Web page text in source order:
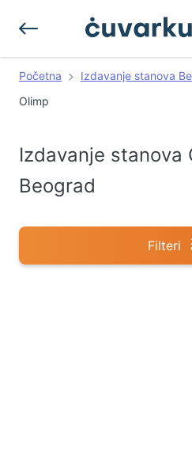
Početna Izdavanje stanova
Olimp
Izdavanje stanova
Beograd
Filteri